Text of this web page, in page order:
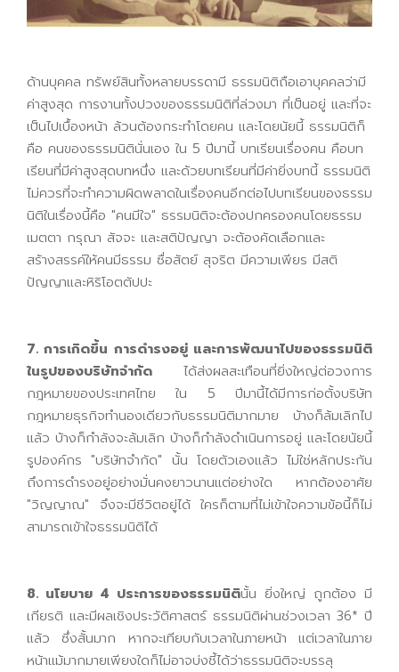
ด้านบุคคล ทรัพย์สินทั้งหลายบรรดามี ธรรมนิติถือเอาบุคคลว่ามี
ค่าสูงสุด การงานทั้งปวงของธรรมนิติที่ล่วงมา ที่เป็นอยู่ และที่จะ
เป็นไปเบื้องหน้า ล้วนต้องกระทำโดยคน และโดยนัยนี้ ธรรมนิติก็
คือ คนของธรรมนิตินั่นเอง ใน 5 ปีมานี้ บทเรียนเรื่องคน คือบท
เรียนที่มีค่าสูงสุดบทหนึ่ง และด้วยบทเรียนที่มีค่ายิ่งบทนี้ ธรรมนิติ
ไม่ควรที่จะทำความผิดพลาดในเรื่องคนอีกต่อไปบทเรียนของธรรม
นิติในเรื่องนี้คือ "คนมีใจ" ธรรมนิติจะต้องปกครองคนโดยธรรม
เมตตา กรุณา สัจจะ และสติปัญญา จะต้องคัดเลือกและ
สร้างสรรค์ให้คนมีธรรม ซื่อสัตย์ สุจริต มีความเพียร มีสติ
ปัญญาและหิริโอตตัปปะ
7. การเกิดขึ้น การดำรงอยู่ และการพัฒนาไปของธรรมนิติ
ในรูปของบริษัทจำกัด ได้ส่งผลสะเทือนที่ยิ่งใหญ่ต่อวงการ
กฎหมายของประเทศไทย ใน 5 ปีมานี้ได้มีการก่อตั้งบริษัท
กฎหมายธุรกิจทำนองเดียวกับธรรมนิติมากมาย บ้างก็ล้มเลิกไป
แล้ว บ้างก็กำลังจะล้มเลิก บ้างก็กำลังดำเนินการอยู่ และโดยนัยนี้
รูปองค์กร "บริษัทจำกัด" นั้น โดยตัวเองแล้ว ไม่ใช่หลักประกัน
ถึงการดำรงอยู่อย่างมั่นคงยาวนานแต่อย่างใด หากต้องอาศัย
"วิญญาณ" จึงจะมีชีวิตอยู่ได้ ใครก็ตามที่ไม่เข้าใจความข้อนี้ก็ไม่
สามารถเข้าใจธรรมนิติได้
8. นโยบาย 4 ประการของธรรมนิตินั้น ยิ่งใหญ่ ถูกต้อง มี
เกียรติ และมีผลเชิงประวัติศาสตร์ ธรรมนิติผ่านช่วงเวลา 36* ปี
แล้ว ซึ่งสั้นมาก หากจะเทียบกับเวลาในภายหน้า แต่เวลาในภาย
หน้าแม้มากมายเพียงใดก็ไม่อาจบ่งชี้ได้ว่าธรรมนิติจะบรรลุ